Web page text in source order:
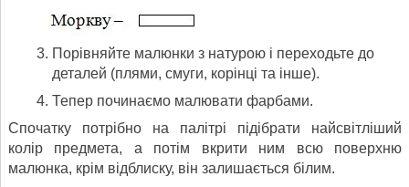
Порівняйте малюнки з натурою і переходьте до
деталей (плями, смуги, корінці та інше).
Тепер починаємо малювати фарбами.
Спочатку потрібно на палітрі підібрати найсвітліший
колір предмета, а потім вкрити ним всю поверхню
малюнка, крім відблиску, він залишається білим.